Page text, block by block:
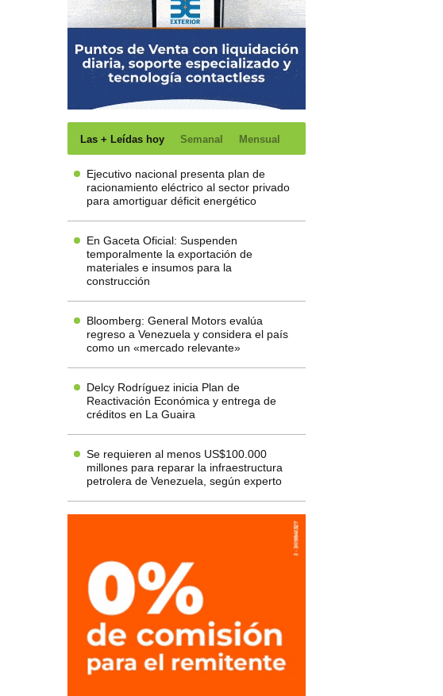
Las + Leídas hoy Semanal Mensual
Ejecutivo nacional presenta plan de
racionamiento eléctrico al sector privado
para amortiguar déficit energético
En Gaceta Oficial: Suspenden
temporalmente la exportación de
materiales e insumos para la
construcción
Bloomberg: General Motors evalúa
regreso a Venezuela y considera el país
como un «mercado relevante»
Delcy Rodríguez inicia Plan de
Reactivación Económica y entrega de
créditos en La Guaira
Se requieren al menos US$100.000
millones para reparar la infraestructura
petrolera de Venezuela, según experto